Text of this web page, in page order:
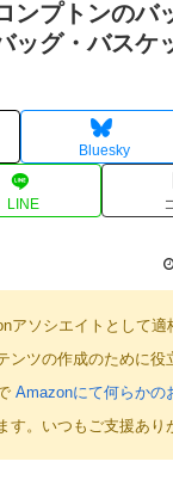
ンプトンのバ
ッグ・バスケ
Bluesky
LINE
アソシエイトとして適
ンツの作成のために役
Amazonにて何らかの
す。いつもご支援あり